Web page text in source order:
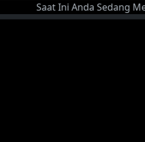
Saat Ini Anda Sedang